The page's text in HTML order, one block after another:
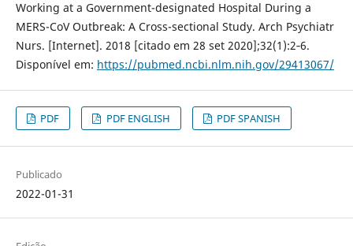
Working at a Government-designated Hospital During a
MERS-CoV Outbreak: A Cross-sectional Study. Arch Psychiatr
Nurs. [Internet]. 2018 [citado em 28 set 2020];32(1):2‐6.
Disponível em: https://pubmed.ncbi.nlm.nih.gov/29413067/
PDF PDF ENGLISH PDF SPANISH
Publicado
2022-01-31